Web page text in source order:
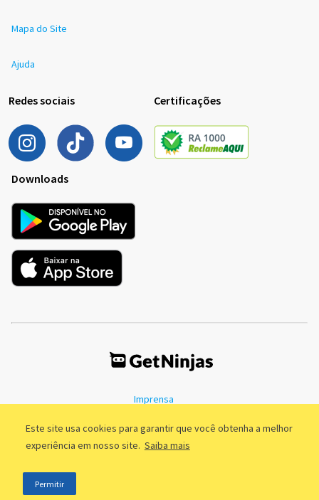
Este site usa cookies para garantir que você obtenha a melhor
experiência em nosso site. Saiba mais
Permitir
Mapa do Site
Ajuda
Redes sociais Certificações
Downloads
Imprensa
Política de Privacidade
©2011 - 2026, GetNinjas LTDA. CNPJ 55.744.877/0001-89 - Rua Dr.